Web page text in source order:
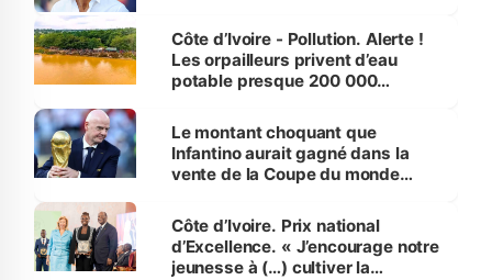
Côte d’Ivoire - Pollution. Alerte !
Les orpailleurs privent d’eau
potable presque 200 000
Le montant choquant que
Infantino aurait gagné dans la
vente de la Coupe du monde
Côte d’Ivoire. Prix national
d’Excellence. « J’encourage notre
jeunesse à (…) cultiver la